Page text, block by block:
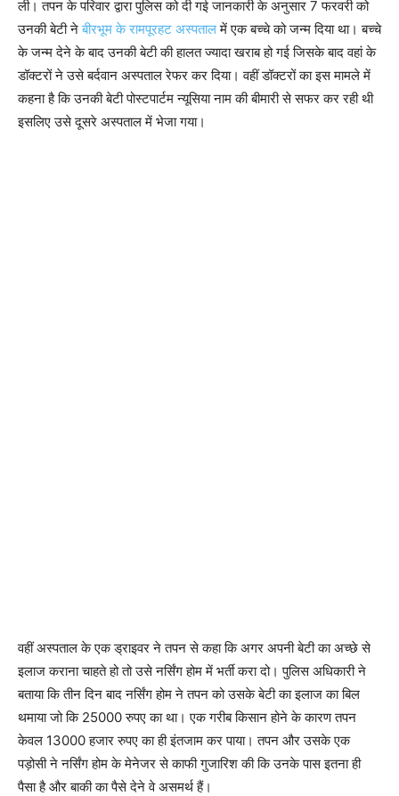
ली। तपन के परिवार द्वारा पुलिस को दी गई जानकारी के अनुसार 7 फरवरी को
उनकी बेटी नेबीरभूम के रामपूरहट अस्पतालमें एक बच्चे को जन्म दिया था। बच्चे
के जन्म देने के बाद उनकी बेटी की हालत ज्यादा खराब हो गई जिसके बाद वहां के
डॉक्टरों ने उसे बर्दवान अस्पताल रेफर कर दिया। वहीं डॉक्टरों का इस मामले में
कहना है कि उनकी बेटी पोस्टपार्टम न्यूसिया नाम की बीमारी से सफर कर रही थी
इसलिए उसे दूसरे अस्पताल में भेजा गया।
वहीं अस्पताल के एक ड्राइवर ने तपन से कहा कि अगर अपनी बेटी का अच्छे से
इलाज कराना चाहते हो तो उसे नर्सिंग होम में भर्ती करा दो। पुलिस अधिकारी ने
बताया कि तीन दिन बाद नर्सिंग होम ने तपन को उसके बेटी का इलाज का बिल
थमाया जो कि 25000 रुपए का था। एक गरीब किसान होने के कारण तपन
केवल 13000 हजार रुपए का ही इंतजाम कर पाया। तपन और उसके एक
पड़ोसी ने नर्सिंग होम के मेनेजर से काफी गुजारिश की कि उनके पास इतना ही
पैसा है और बाकी का पैसे देने वे असमर्थ हैं।